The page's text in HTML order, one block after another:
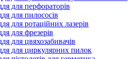
для перфораторів
для пилососів
для ротаційних лазерів
для фрезерів
для цвяхозабивачів
для циркулярних пилок